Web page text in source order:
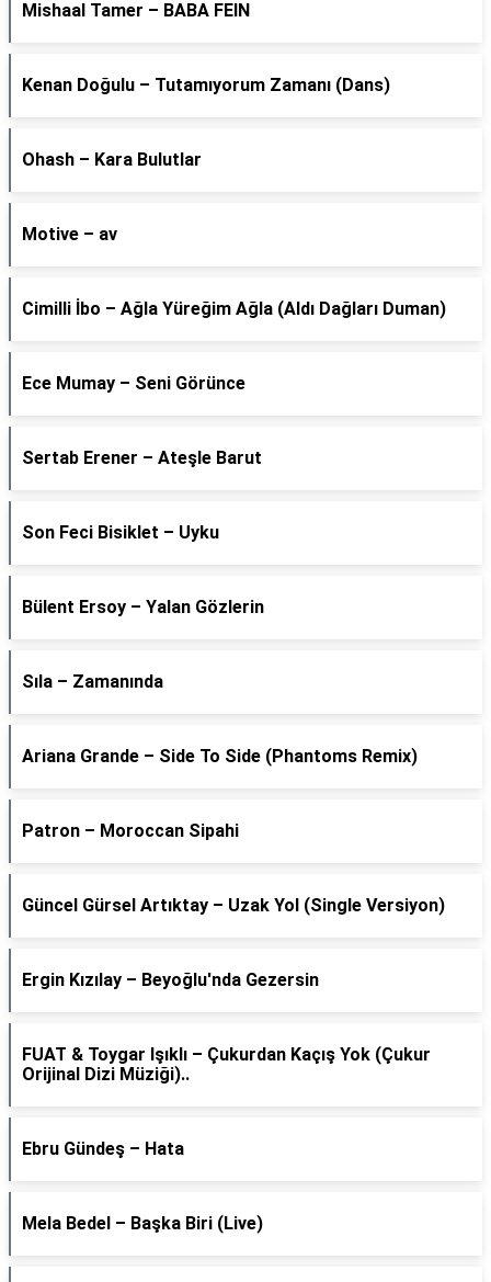
Mishaal Tamer – BABA FEIN
Kenan Doğulu – Tutamıyorum Zamanı (Dans)
Ohash – Kara Bulutlar
Motive – av
Cimilli İbo – Ağla Yüreğim Ağla (Aldı Dağları Duman)
Ece Mumay – Seni Görünce
Sertab Erener – Ateşle Barut
Son Feci Bisiklet – Uyku
Bülent Ersoy – Yalan Gözlerin
Sıla – Zamanında
Ariana Grande – Side To Side (Phantoms Remix)
Patron – Moroccan Sipahi
Güncel Gürsel Artıktay – Uzak Yol (Single Versiyon)
Ergin Kızılay – Beyoğlu'nda Gezersin
FUAT & Toygar Işıklı – Çukurdan Kaçış Yok (Çukur
Orijinal Dizi Müziği)..
Ebru Gündeş – Hata
Mela Bedel – Başka Biri (Live)